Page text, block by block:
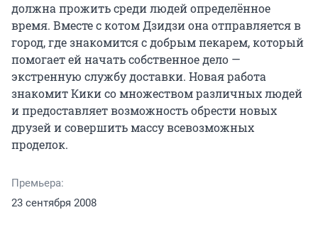
должна прожить среди людей определённое
время. Вместе с котом Дзидзи она отправляется в
город, где знакомится с добрым пекарем, который
помогает ей начать собственное дело —
экстренную службу доставки. Новая работа
знакомит Кики со множеством различных людей
и предоставляет возможность обрести новых
друзей и совершить массу всевозможных
проделок.
Премьера:
23 сентября 2008